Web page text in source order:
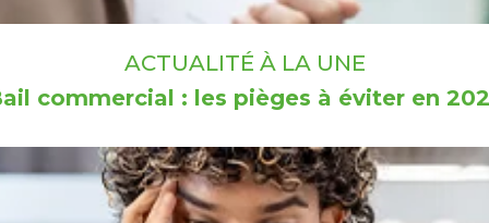
ACTUALITÉ À LA UNE
commercial : les pièges à éviter en